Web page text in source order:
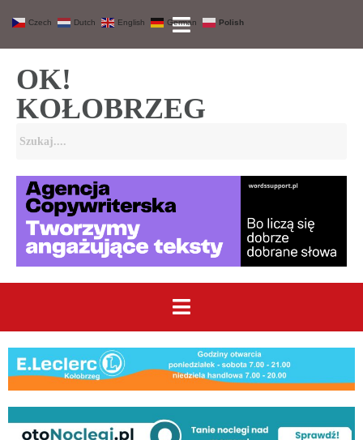
OK!
KOŁOBRZEG
Czech Dutch English German Polish